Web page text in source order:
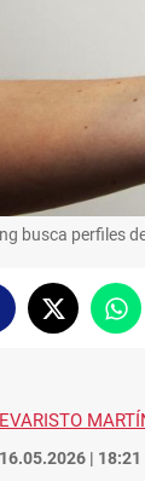
busca perfiles
Twitter
EVARISTO
16.05.2026 | 18:21